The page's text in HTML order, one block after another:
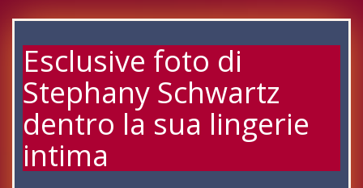
Esclusive foto di
Stephany Schwartz
dentro la sua lingerie
intima